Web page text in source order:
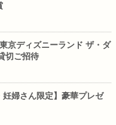
京ディズニーランド ザ・ダ
切ご招待
婦さん限定】豪華プレゼ